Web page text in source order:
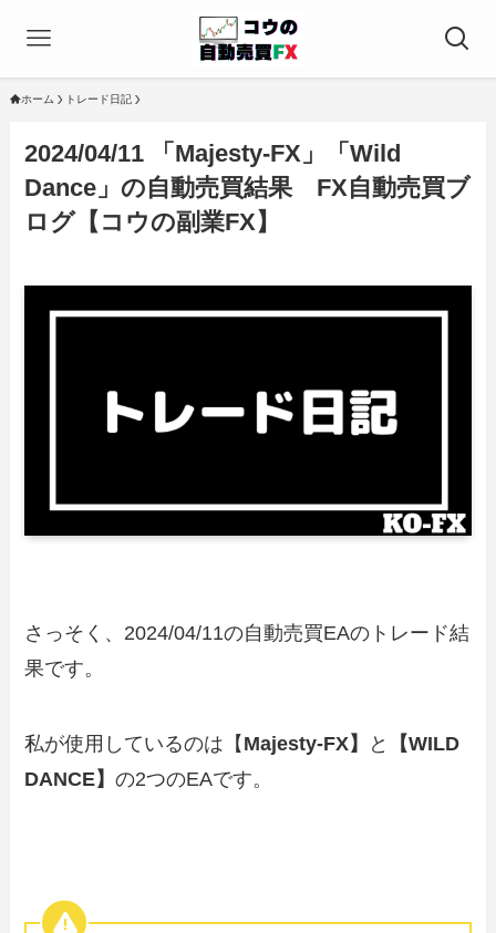
ホーム トレード日記
2024/04/11 「Majesty-FX」「Wild
Dance」の自動売買結果 FX自動売買ブ
ログ【コウの副業FX】
さっそく、2024/04/11の自動売買EAのトレード結
果です。
私が使用しているのは【 Majesty-FX】 と
【WILD
DANCE】の2つのEAです。